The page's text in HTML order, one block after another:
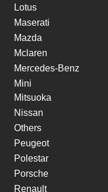
Lotus
Maserati
Mazda
Mclaren
Mercedes-Benz
Mini
Mitsuoka
Nissan
Others
Peugeot
Polestar
Porsche
Renault